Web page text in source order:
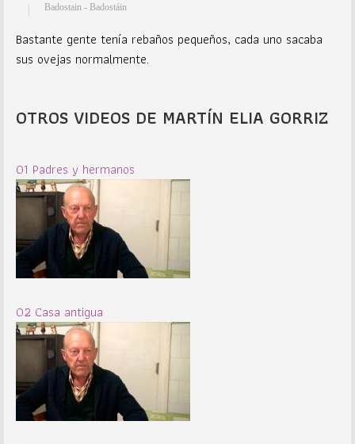
Badostain - Badostáin
Bastante gente tenía rebaños pequeños, cada uno sacaba
sus ovejas normalmente.
OTROS VIDEOS DE MARTÍN ELIA GORRIZ
01 Padres y hermanos
02 Casa antigua